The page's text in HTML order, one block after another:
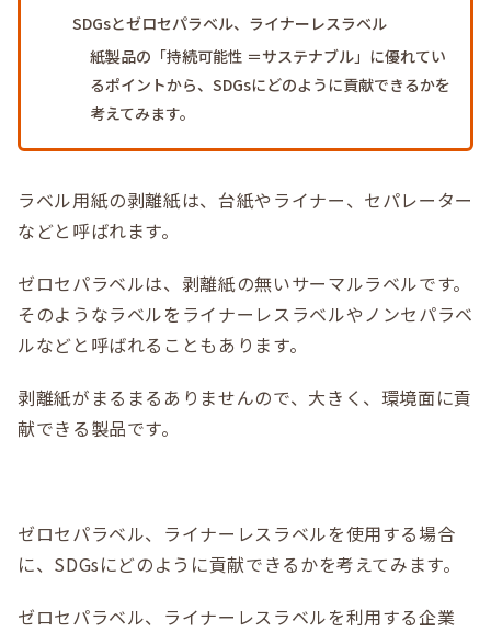
SDGsとゼロセパラベル、ライナーレスラベル
紙製品の「持続可能性 ＝サステナブル」に優れてい
るポイントから、SDGsにどのように貢献できるかを
考えてみます。
ラベル用紙の剥離紙は、台紙やライナー、セパレーター
などと呼ばれます。
ゼロセパラベルは、剥離紙の無いサーマルラベルです。
そのようなラベルをライナーレスラベルやノンセパラベ
ルなどと呼ばれることもあります。
剥離紙がまるまるありませんので、大きく、環境面に貢
献できる製品です。
ゼロセパラベル、ライナーレスラベルを使用する場合
に、SDGsにどのように貢献できるかを考えてみます。
ゼロセパラベル、ライナーレスラベルを利用する企業